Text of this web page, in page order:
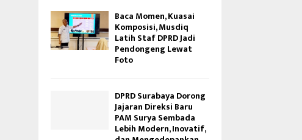
Baca Momen, Kuasai
Komposisi, Musdiq
Latih Staf DPRD Jadi
Pendongeng Lewat
Foto
DPRD Surabaya Dorong
Jajaran Direksi Baru
PAM Surya Sembada
Lebih Modern, Inovatif,